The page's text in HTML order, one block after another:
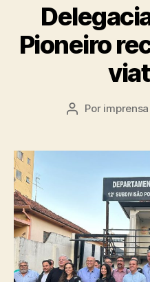
Pioneiro
Autor
Por imprensa